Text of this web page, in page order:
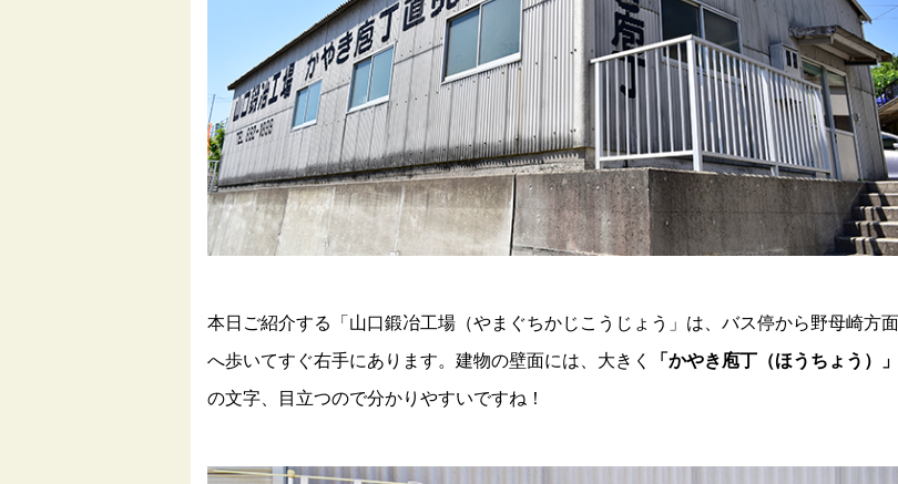
本日ご紹介する「山口鍛冶工場（やまぐちかじこうじょう」は、バス停から野母崎方面
へ歩いてすぐ右手にあります。建物の壁面には、大きく 「かやき庖丁（ほうちょう）」
の文字、目立つので分かりやすいですね！